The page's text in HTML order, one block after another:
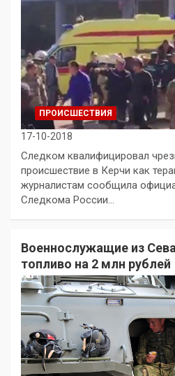
ПРОИСШЕСТВИЯ
17-10-2018
Следком квалифицировал
происшествие в Керчи как
журналистам сообщила
Следкома России…
Военнослужащие из
топливо на 2 млн рублей